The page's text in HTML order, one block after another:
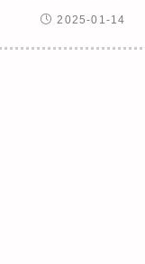
2025-01-14